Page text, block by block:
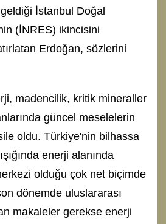
İstanbul Doğal
(İNRES) ikincisini
Erdoğan, sözlerini
madencilik, kritik mineraller
güncel meselelerin
oldu. Türkiye'nin bilhassa
enerji alanında
olduğu çok net biçimde
dönemde uluslararası
makaleler gerekse enerji